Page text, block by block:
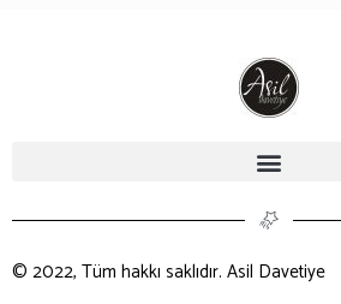
© 2022, Tüm hakkı saklıdır. Asil Davetiye